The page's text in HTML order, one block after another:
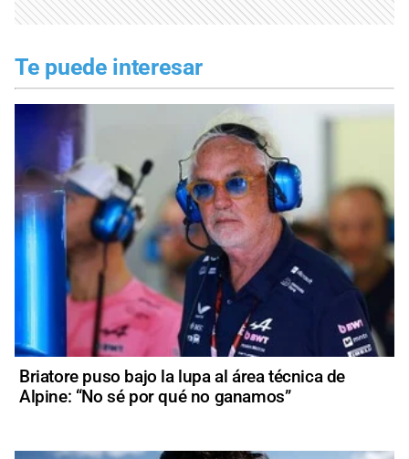
Te puede interesar
Briatore puso bajo la lupa al área técnica de
Alpine: “No sé por qué no ganamos”